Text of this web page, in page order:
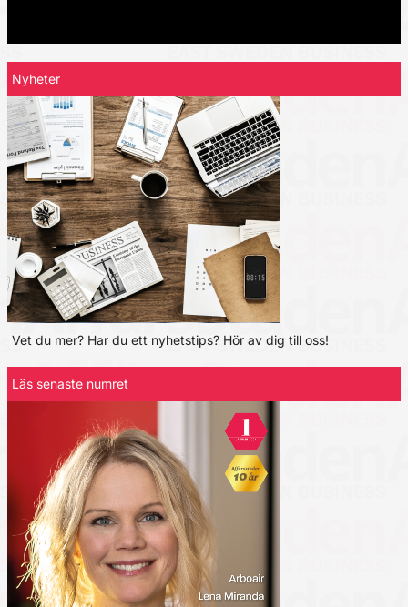
Nyheter
Vet du mer? Har du ett nyhetstips? Hör av dig till oss!
Läs senaste numret